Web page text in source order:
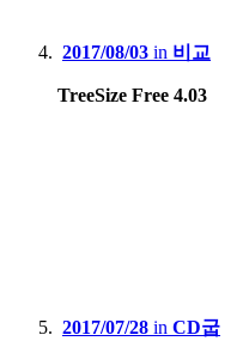
2017/08/03 in 비교
TreeSize Free 4.03
2017/07/28 in CD굽